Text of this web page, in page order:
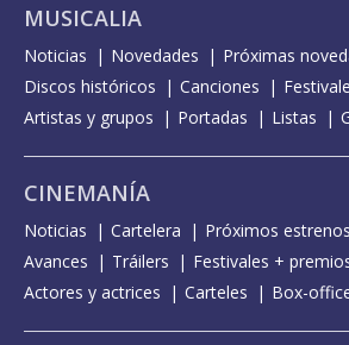
MUSICALIA
Noticias Novedades
Próximas
Discos históricos
Canciones
Artistas y grupos
Portadas Listas
CINEMANÍA
Noticias Cartelera Próximos estrenos
Avances
Tráilers
Festivales +
Actores y actrices
Carteles Box-